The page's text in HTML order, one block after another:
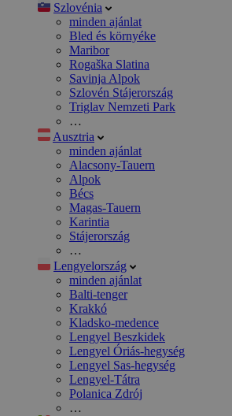
Szlovénia
minden ajánlat
Bled és környéke
Maribor
Rogaška Slatina
Savinja Alpok
Szlovén Stájerország
Triglav Nemzeti Park
…
Ausztria
minden ajánlat
Alacsony-Tauern
Alpok
Bécs
Magas-Tauern
Karintia
Stájerország
…
Lengyelország
minden ajánlat
Balti-tenger
Krakkó
Kladsko-medence
Lengyel Beszkidek
Lengyel Óriás-hegység
Lengyel Sas-hegység
Lengyel-Tátra
Polanica Zdrój
…